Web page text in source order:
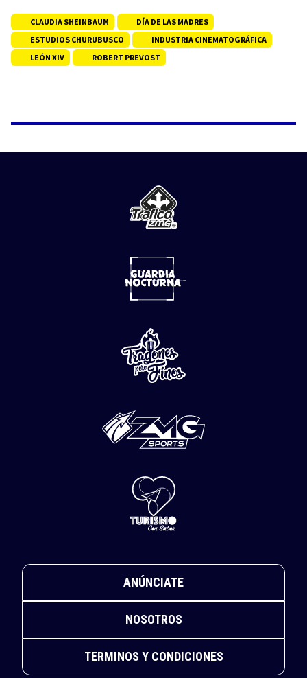
CLAUDIA SHEINBAUM
DÍA DE LAS MADRES
ESTUDIOS CHURUBUSCO
INDUSTRIA CINEMATOGRÁFICA
LEÓN XIV
ROBERT PREVOST
ANÚNCIATE
NOSOTROS
TERMINOS Y CONDICIONES